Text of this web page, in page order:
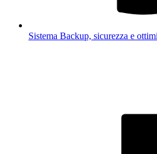
Sistema Backup, sicurezza e